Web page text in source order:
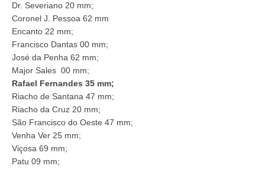
Dr. Severiano 20 mm;
Coronel J. Pessoa 62 mm
Encanto 22 mm;
Francisco Dantas 00 mm;
José da Penha 62 mm;
Major Sales 00 mm;
Rafael Fernandes 35 mm;
Riacho de Santana 47 mm;
Riacho da Cruz 20 mm;
São Francisco do Oeste 47 mm;
Venha Ver 25 mm;
Viçosa 69 mm;
Patu 09 mm;